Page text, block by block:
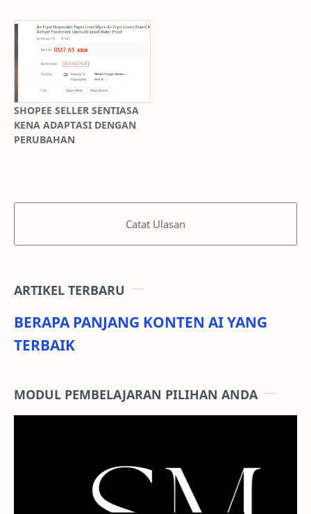
SHOPEE SELLER SENTIASA
KENA ADAPTASI DENGAN
PERUBAHAN
Catat Ulasan
ARTIKEL TERBARU
BERAPA PANJANG KONTEN AI YANG
TERBAIK
MODUL PEMBELAJARAN PILIHAN ANDA